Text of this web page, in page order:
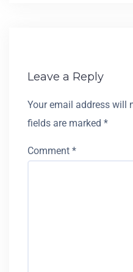
Leave a Reply
Your email address will
fields are marked *
Comment *